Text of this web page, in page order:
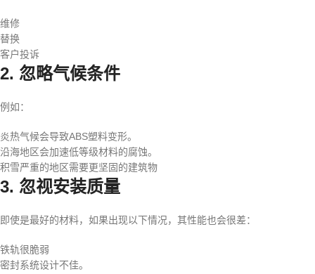
维修
替换
客户投诉
2. 忽略气候条件
例如：
炎热气候会导致ABS塑料变形。
沿海地区会加速低等级材料的腐蚀。
积雪严重的地区需要更坚固的建筑物
3. 忽视安装质量
即使是最好的材料，如果出现以下情况，其性能也会很差：
铁轨很脆弱
密封系统设计不佳。